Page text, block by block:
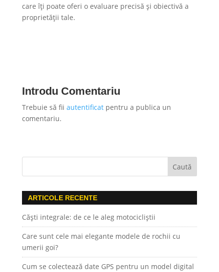
care îți poate oferi o evaluare precisă și obiectivă a
proprietății tale.
Introdu Comentariu
Trebuie să fii autentificatpentru a publica un
comentariu.
ARTICOLE RECENTE
Căști integrale: de ce le aleg motocicliștii
Care sunt cele mai elegante modele de rochii cu
umerii goi?
Cum se colectează date GPS pentru un model digital